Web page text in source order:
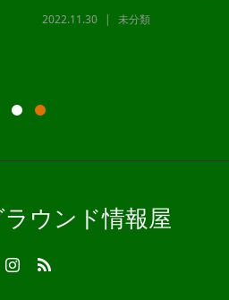
2022.11.30 未分類
ウンド情報屋